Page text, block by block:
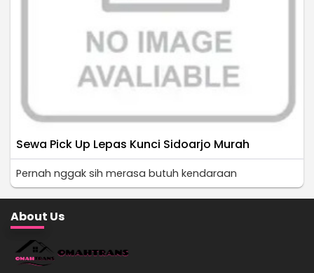
Sewa Pick Up Lepas Kunci Sidoarjo Murah
Pernah nggak sih merasa butuh kendaraan
About Us